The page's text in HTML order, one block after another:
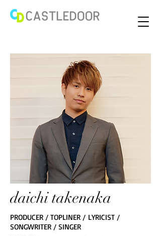
​daichi takenaka
PRODUCER / TOPLINER / LYRICIST /
SONGWRITER / SINGER